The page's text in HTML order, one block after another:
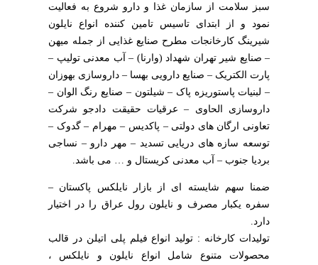
سبز سلامت از سازمان غذا و دارو شروع به فعالیت
نمود و از ابتدای تاسیس تامین کننده انواع نایلون
شیرینگ کارخانجات مطرح صنایع غذایی از جمله میهن
– صنایع شیر تهران شهداد (وارنا) – آب معدنی تولیپ –
پارت الکتریک – صنایع دارویی بهسا – داروسازی بهوزان
– لبنیات پاستوریزه پاک – شیلتون – صنایع رنگ الوان –
داروسازی الحاوی – عرقیات حقیقت دادجو شرکت
تعاونی ارگان های دولتی – پاکدیس – مهرام – گدوک –
توسعه سازه های دریایی تسدید – مهر دارو – نساجی
بردیا جنوب – آب معدنی کریستال و … می باشد.
ضمنا سهم شایسته ای از بازار نایلکس پاکستان –
سفره یکبار مصرف و نایلون رول عراق را در اختیار
دارد.
تولیدات کارخانه : تولید انواع فیلم پلی اتیلن در قالب
محصولات متنوع شامل انواع نایلون و نایلکس ،